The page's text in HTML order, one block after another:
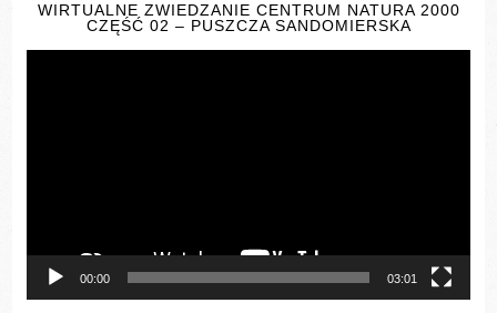
WIRTUALNE ZWIEDZANIE CENTRUM NATURA 2000
CZĘŚĆ 02 – PUSZCZA SANDOMIERSKA
00:00 03:01